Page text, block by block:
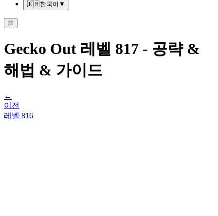
🇰🇷한국어 ▼
☰
Gecko Out 레벨 817 - 공략 &
해법 & 가이드
←
이전
레벨 816